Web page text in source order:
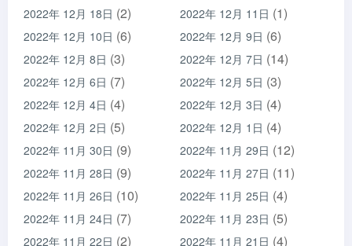
2022年 12月 18日 (2) 2022年 12月 11日 (1)
2022年 12月 10日 (6) 2022年 12月 9日 (6)
2022年 12月 8日 (3) 2022年 12月 7日 (14)
2022年 12月 6日 (7) 2022年 12月 5日 (3)
2022年 12月 4日 (4) 2022年 12月 3日 (4)
2022年 12月 2日 (5) 2022年 12月 1日 (4)
2022年 11月 30日 (9) 2022年 11月 29日 (12)
2022年 11月 28日 (9) 2022年 11月 27日 (11)
2022年 11月 26日 (10) 2022年 11月 25日 (4)
2022年 11月 24日 (7) 2022年 11月 23日 (5)
2022年 11月 22日 (2) 2022年 11月 21日 (4)